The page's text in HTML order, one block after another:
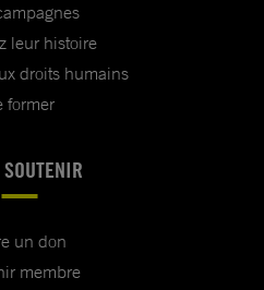
leur histoire
droits humains
former
un don
membre